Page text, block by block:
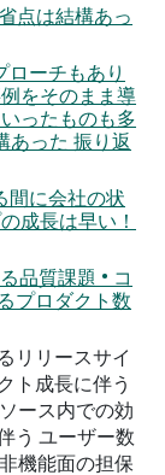
点は結構あっ
ーチもあり
をそのまま導
ったものも多
あった 振り返
に会社の状
成長は早い！
品質課題 • コ
プロダクト数
リリースサイ
ト成長に伴う
ース内での効
う ユーザー数
機能面の担保